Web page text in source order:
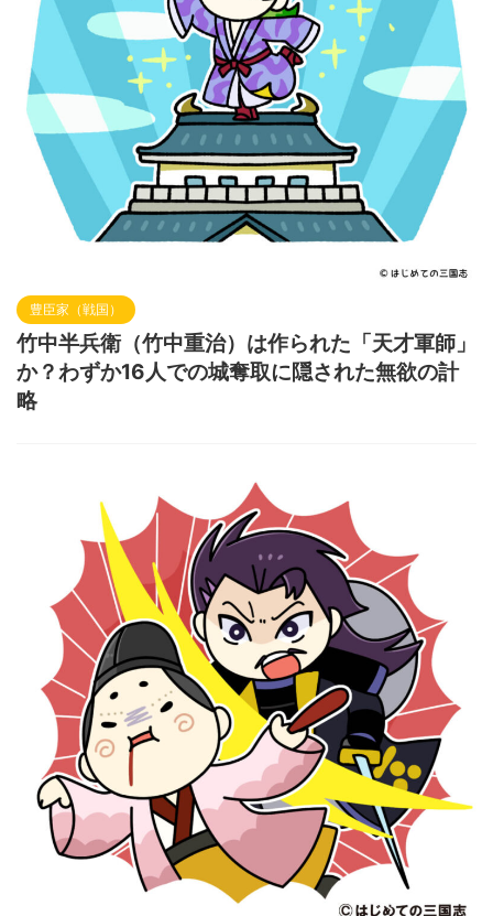
豊臣家（戦国）
竹中半兵衛（竹中重治）は作られた「天才軍師」
か？わずか16人での城奪取に隠された無欲の計
略